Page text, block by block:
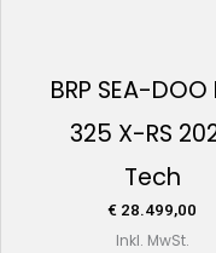
BRP SEA-DOO
325 X-RS
Tech
€ 28.499,00
Inkl. MwSt.